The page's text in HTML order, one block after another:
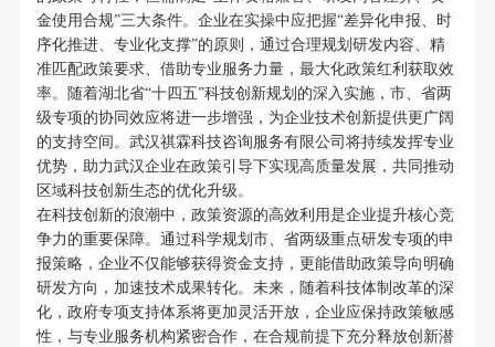
金使用合规”三大条件。企业在实操中应把握“差异化申报、时
序化推进、专业化支撑”的原则，通过合理规划研发内容、精
准匹配政策要求、借助专业服务力量，最大化政策红利获取效
率。随着湖北省“十四五”科技创新规划的深入实施，市、省两
级专项的协同效应将进一步增强，为企业技术创新提供更广阔
的支持空间。武汉祺霖科技咨询服务有限公司将持续发挥专业
优势，助力武汉企业在政策引导下实现高质量发展，共同推动
区域科技创新生态的优化升级。
在科技创新的浪潮中，政策资源的高效利用是企业提升核心竞
争力的重要保障。通过科学规划市、省两级重点研发专项的申
报策略，企业不仅能够获得资金支持，更能借助政策导向明确
研发方向，加速技术成果转化。未来，随着科技体制改革的深
化，政府专项支持体系将更加灵活开放，企业应保持政策敏感
性，与专业服务机构紧密合作，在合规前提下充分释放创新潜